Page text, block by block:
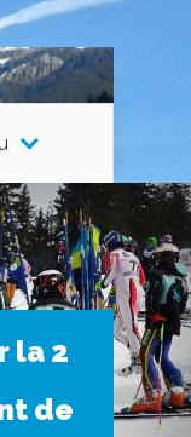
la 2
de